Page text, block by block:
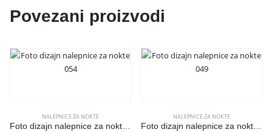
Povezani proizvodi
NALEPNICE ZA NOKTE NALEPNICE ZA NOKTE